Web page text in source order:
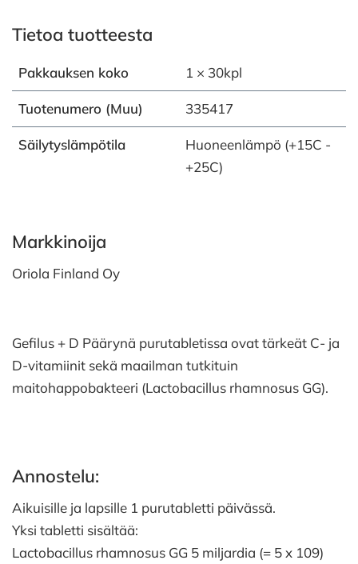
Tietoa tuotteesta
Pakkauksen koko 1 × 30kpl
Tuotenumero (Muu) 335417
Säilytyslämpötila
Huoneenlämpö (+15C -
+25C)
Markkinoija
Oriola Finland Oy
Gefilus + D Päärynä purutabletissa ovat tärkeät C- ja
D-vitamiinit sekä maailman tutkituin
maitohappobakteeri (Lactobacillus rhamnosus GG).
Annostelu:
Aikuisille ja lapsille 1 purutabletti päivässä.
Yksi tabletti sisältää:
Lactobacillus rhamnosus GG 5 miljardia (= 5 x 109)